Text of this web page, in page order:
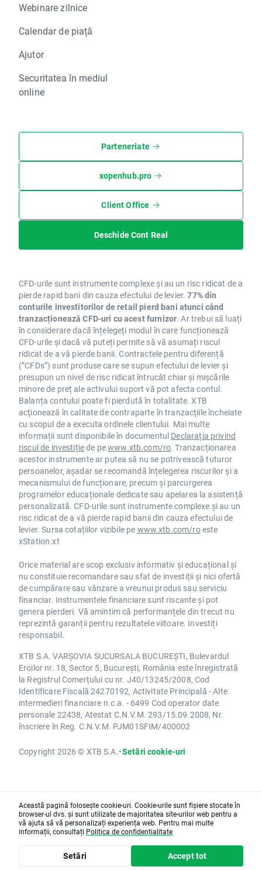
Webinare zilnice
Calendar de piață
Ajutor
Securitatea în mediul
online
Parteneriate
xopenhub.pro
Client Office
Deschide Cont Real
CFD-urile sunt instrumente complexe și au un risc ridicat de a
pierde rapid bani din cauza efectului de levier.77% din
conturile investitorilor de retail pierd bani atunci când
tranzacționează CFD-uri cu acest furnizor. Ar trebui să luați
în considerare dacă înțelegeți modul în care funcționează
CFD-urile și dacă vă puteți permite să vă asumați riscul
ridicat de a vă pierde banii. Contractele pentru diferență
(”CFDs”) sunt produse care se supun efectului de levier și
presupun un nivel de risc ridicat întrucât chiar și mișcările
minore de preț ale activului suport vă pot afecta contul.
Balanța contului poate fi pierdută în totalitate. XTB
acţionează în calitate de contraparte în tranzacţiile încheiate
cu scopul de a executa ordinele clientului. Mai multe
informații sunt disponibile în documentul Declarația privind
riscul de investițiede pewww.xtb.com/ro. Tranzacționarea
acestor instrumente ar putea să nu se potrivească tuturor
persoanelor, așadar se recomandă înțelegerea riscurilor și a
mecanismului de funcționare, precum și parcurgerea
programelor educaționale dedicate sau apelarea la asistență
personalizată. CFD-urile sunt instrumente complexe și au un
risc ridicat de a vă pierde rapid banii din cauza efectului de
levier. Sursa cotațiilor vizibile pe www.xtb.com/roeste
xStation.xt
Orice material are scop exclusiv informativ și educațional și
nu constituie recomandare sau sfat de investiții și nici ofertă
de cumpărare sau vânzare a vreunui produs sau serviciu
financiar. Instrumentele financiare sunt riscante și pot
genera pierderi. Vă amintim că performanțele din trecut nu
reprezintă garanții pentru rezultatele viitoare. Investiți
responsabil.
XTB S.A. VARȘOVIA SUCURSALA BUCUREȘTI, Bulevardul
Eroilor nr. 18, Sector 5, București, România este înregistrată
la Registrul Comerțului cu nr. J40/13245/2008, Cod
Identificare Fiscală 24270192, Activitate Principală - Alte
intermedieri financiare n.c.a. - 6499 Cod operator date
personale 22438, Atestat C.N.V.M. 293/15.09.2008, Nr.
înscriere în Reg. C.N.V.M. PJM01SFIM/400002
Copyright 2026 © XTB S.A.•Setări cookie-uri
Această pagină folosește cookie-uri. Cookie-urile sunt fișiere stocate în
browser-ul dvs. și sunt utilizate de majoritatea site-urilor web pentru a
vă ajuta să vă personalizați experiența web. Pentru mai multe
informații, consultați Politica de confidențialitate
Setări Accept tot